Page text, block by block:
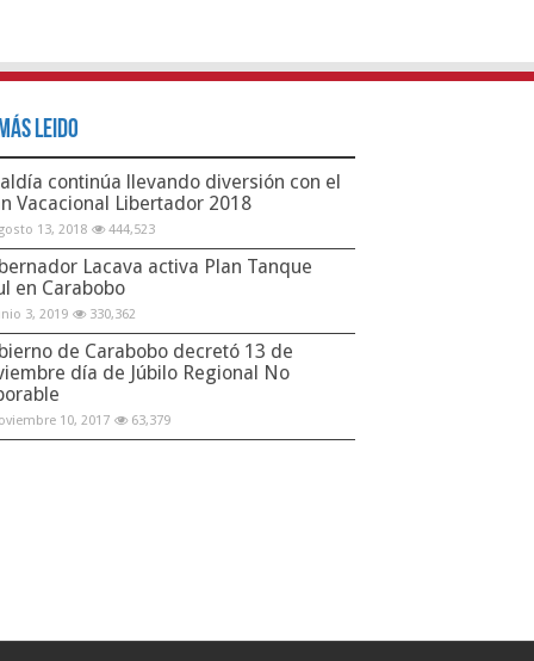
Leido
continúa llevando diversión con el
Vacacional Libertador 2018
13, 2018 444,523
Lacava activa Plan Tanque
en Carabobo
3, 2019 330,362
de Carabobo decretó 13 de
día de Júbilo Regional No
10, 2017 63,379